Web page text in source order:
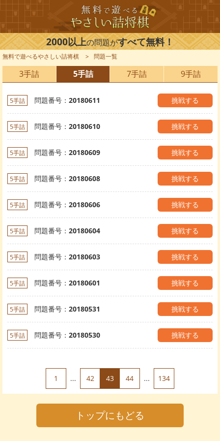
2000以上の問題がすべて無料！
無料で遊べるやさしい詰将棋 問題一覧
3手詰 5手詰 7手詰 9手詰
5手詰 問題番号： 20180611 挑戦する
5手詰 問題番号： 20180610 挑戦する
5手詰 問題番号： 20180609 挑戦する
5手詰 問題番号： 20180608 挑戦する
5手詰 問題番号： 20180606 挑戦する
5手詰 問題番号： 20180604 挑戦する
5手詰 問題番号： 20180603 挑戦する
5手詰 問題番号： 20180601 挑戦する
5手詰 問題番号： 20180531 挑戦する
5手詰 問題番号： 20180530 挑戦する
1 ... 42 43 44 ... 134
トップにもどる